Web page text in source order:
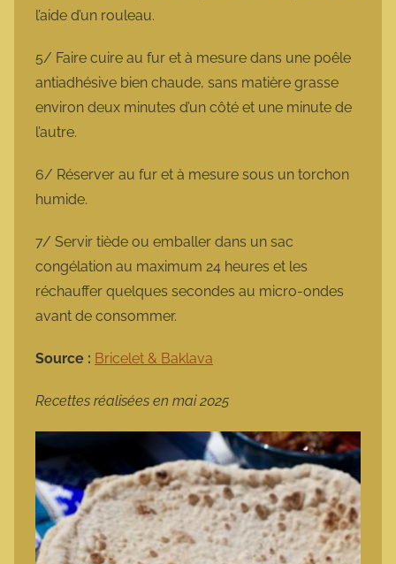
l’aide d’un rouleau.
5/ Faire cuire au fur et à mesure dans une poêle
antiadhésive bien chaude, sans matière grasse
environ deux minutes d’un côté et une minute de
l’autre.
6/ Réserver au fur et à mesure sous un torchon
humide.
7/ Servir tiède ou emballer dans un sac
congélation au maximum 24 heures et les
réchauffer quelques secondes au micro-ondes
avant de consommer.
Source : Bricelet & Baklava
Recettes réalisées en mai 2025